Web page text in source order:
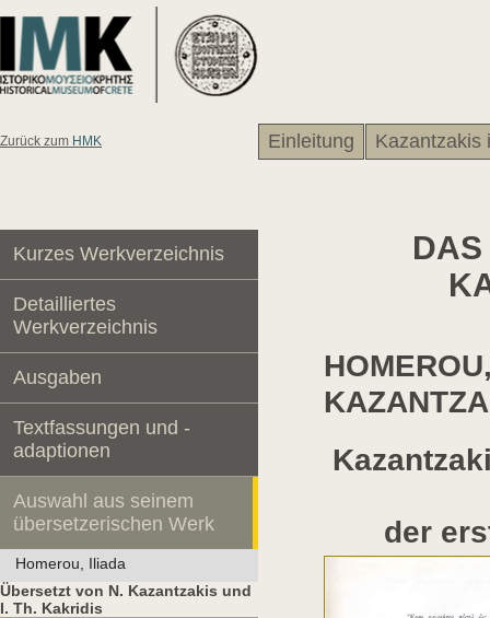
Zurück zum HMK Einleitung Kazantzakis
Kurzes Werkverzeichnis
Detailliertes
Werkverzeichnis
Ausgaben
Textfassungen und -
adaptionen
Auswahl aus seinem
übersetzerischen Werk
Homerou, Iliada
Übersetzt von N. Kazantzakis und
I. Th. Kakridis
der